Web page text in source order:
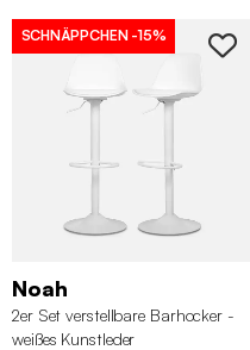
SCHNÄPPCHEN -15%
Noah
2er Set verstellbare Barhocker -
weißes Kunstleder